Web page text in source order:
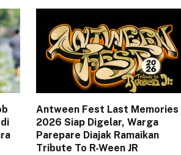
Antween Fest Last Memories
2026 Siap Digelar, Warga
Parepare Diajak Ramaikan
Tribute To R-Ween JR